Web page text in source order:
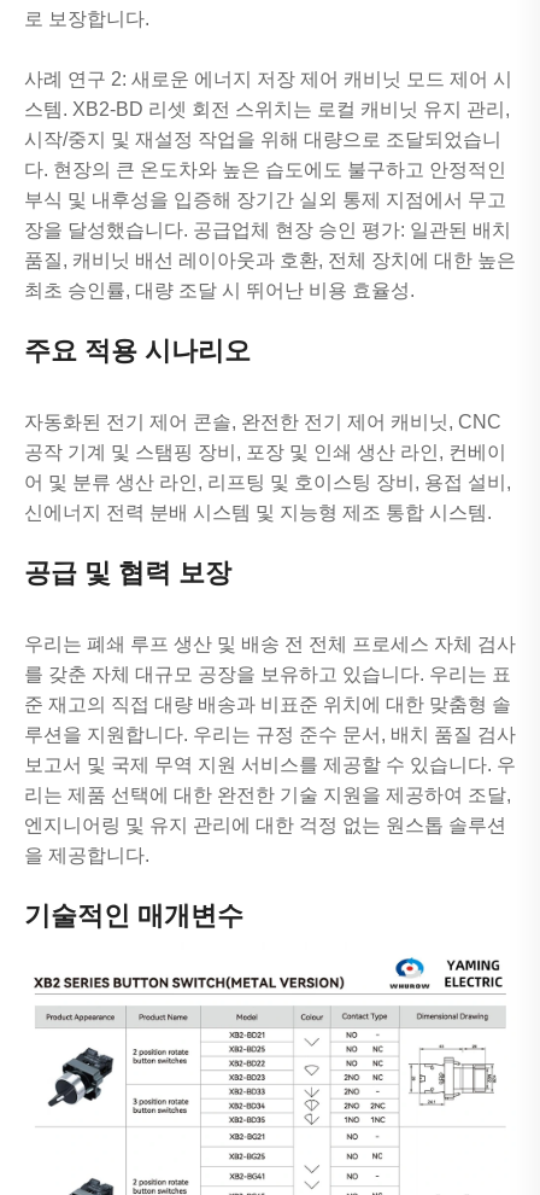
로 보장합니다.
사례 연구 2: 새로운 에너지 저장 제어 캐비닛 모드 제어 시
스템. XB2-BD 리셋 회전 스위치는 로컬 캐비닛 유지 관리,
시작/중지 및 재설정 작업을 위해 대량으로 조달되었습니
다. 현장의 큰 온도차와 높은 습도에도 불구하고 안정적인
부식 및 내후성을 입증해 장기간 실외 통제 지점에서 무고
장을 달성했습니다. 공급업체 현장 승인 평가: 일관된 배치
품질, 캐비닛 배선 레이아웃과 호환, 전체 장치에 대한 높은
최초 승인률, 대량 조달 시 뛰어난 비용 효율성.
주요 적용 시나리오
자동화된 전기 제어 콘솔, 완전한 전기 제어 캐비닛, CNC
공작 기계 및 스탬핑 장비, 포장 및 인쇄 생산 라인, 컨베이
어 및 분류 생산 라인, 리프팅 및 호이스팅 장비, 용접 설비,
신에너지 전력 분배 시스템 및 지능형 제조 통합 시스템.
공급 및 협력 보장
우리는 폐쇄 루프 생산 및 배송 전 전체 프로세스 자체 검사
를 갖춘 자체 대규모 공장을 보유하고 있습니다. 우리는 표
준 재고의 직접 대량 배송과 비표준 위치에 대한 맞춤형 솔
루션을 지원합니다. 우리는 규정 준수 문서, 배치 품질 검사
보고서 및 국제 무역 지원 서비스를 제공할 수 있습니다. 우
리는 제품 선택에 대한 완전한 기술 지원을 제공하여 조달,
엔지니어링 및 유지 관리에 대한 걱정 없는 원스톱 솔루션
을 제공합니다.
기술적인 매개변수